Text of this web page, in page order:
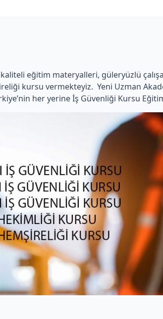
eğitim materyalleri, güleryüzlü
kursu vermekteyiz. Yeni Uzman
her yerine İş Güvenliği Kursu